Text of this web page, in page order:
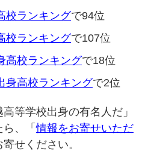
校ランキングで94位
校ランキングで107位
高校ランキングで18位
身高校ランキングで2位
等学校出身の有名人だ」
ら、「情報をお寄せいただ
せください。